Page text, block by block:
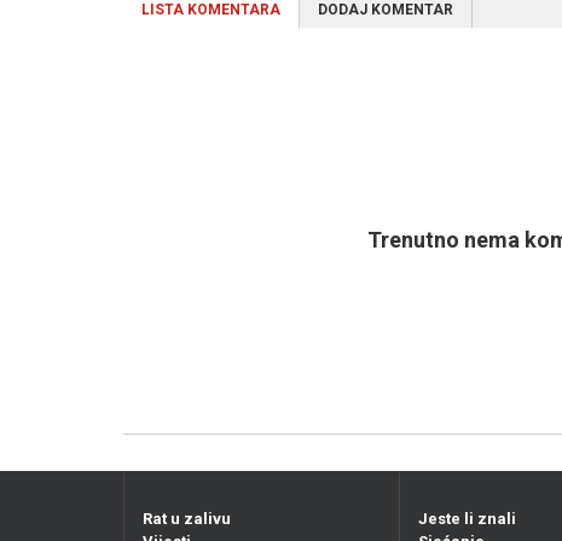
LISTA KOMENTARA DODAJ KOMENTAR
Trenutno nema
Rat u zalivu
Jeste li znali